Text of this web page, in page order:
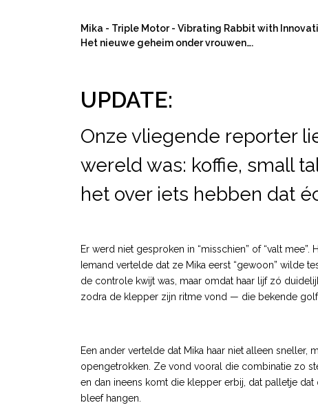
Mika - Triple Motor - Vibrating Rabbit with
Het nieuwe geheim onder vrouwen….
UPDATE:
Onze vliegende reporter
wereld was: koffie, small
het over iets hebben dat
Er werd niet gesproken in “misschien” of “valt
Iemand vertelde dat ze Mika eerst “gewoon” wilde
de controle kwijt was, maar omdat haar lijf zó
zodra de klepper zijn ritme vond — die bekende
Een ander vertelde dat Mika haar niet alleen sneller,
opengetrokken. Ze vond vooral die combinatie zo
en dan ineens komt die klepper erbij, dat palletje
bleef hangen.